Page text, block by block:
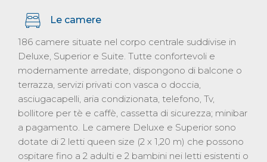
Le camere
186 camere situate nel corpo centrale suddivise in
Deluxe, Superior e Suite. Tutte confortevoli e
modernamente arredate, dispongono di balcone o
terrazza, servizi privati con vasca o doccia,
asciugacapelli, aria condizionata, telefono, Tv,
bollitore per tè e caffè, cassetta di sicurezza; minibar
a pagamento. Le camere Deluxe e Superior sono
dotate di 2 letti queen size (2 x 1,20 m) che possono
ospitare fino a 2 adulti e 2 bambini nei letti esistenti o